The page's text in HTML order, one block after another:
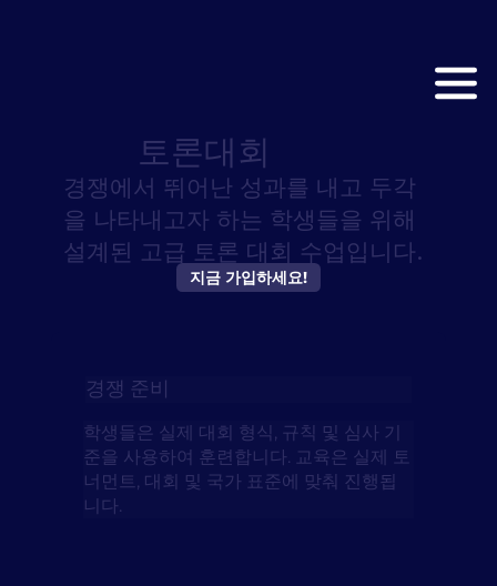
토론대회
경쟁에서 뛰어난 성과를 내고 두각
을 나타내고자 하는 학생들을 위해
설계된 고급 토론 대회 수업입니다.
지금 가입하세요!
경쟁 준비
학생들은 실제 대회 형식, 규칙 및 심사 기
준을 사용하여 훈련합니다. 교육은 실제 토
너먼트, 대회 및 국가 표준에 맞춰 진행됩
니다.